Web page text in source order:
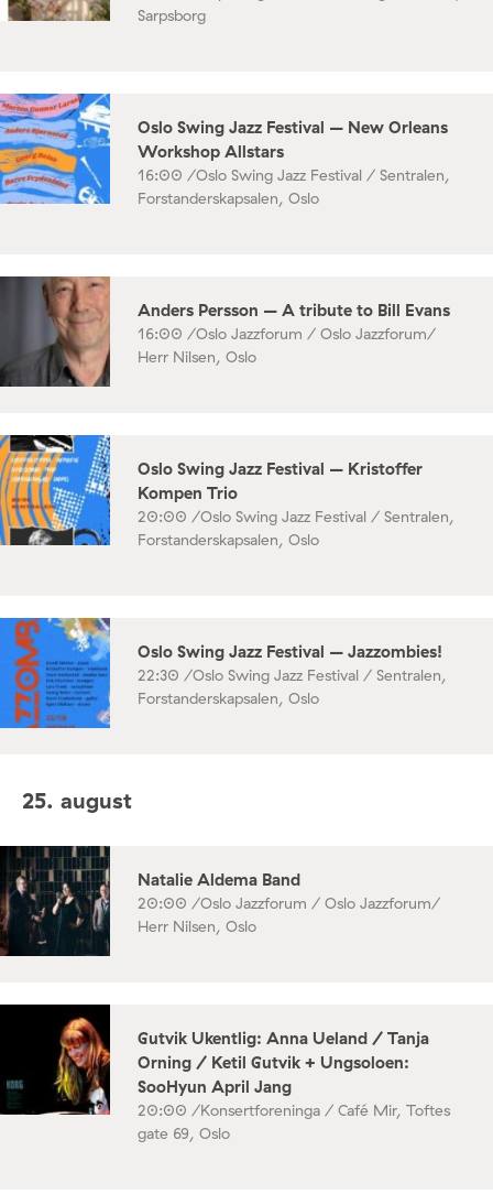
Sarpsborg
Oslo Swing Jazz Festival – New Orleans
Workshop Allstars
16:00 /Oslo Swing Jazz Festival / Sentralen,
Forstanderskapsalen, Oslo
Anders Persson – A tribute to Bill Evans
16:00 /Oslo Jazzforum / Oslo Jazzforum/
Herr Nilsen, Oslo
Oslo Swing Jazz Festival – Kristoffer
Kompen Trio
20:00 /Oslo Swing Jazz Festival / Sentralen,
Forstanderskapsalen, Oslo
Oslo Swing Jazz Festival – Jazzombies!
22:30 /Oslo Swing Jazz Festival / Sentralen,
Forstanderskapsalen, Oslo
25. august
Natalie Aldema Band
20:00 /Oslo Jazzforum / Oslo Jazzforum/
Herr Nilsen, Oslo
Gutvik Ukentlig: Anna Ueland / Tanja
Orning / Ketil Gutvik + Ungsoloen:
SooHyun April Jang
20:00 /Konsertforeninga / Café Mir, Toftes
gate 69, Oslo